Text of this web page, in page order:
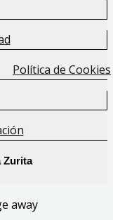
Política de Cookies
Zurita
away